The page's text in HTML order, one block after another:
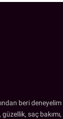
beri
güzellik, saç